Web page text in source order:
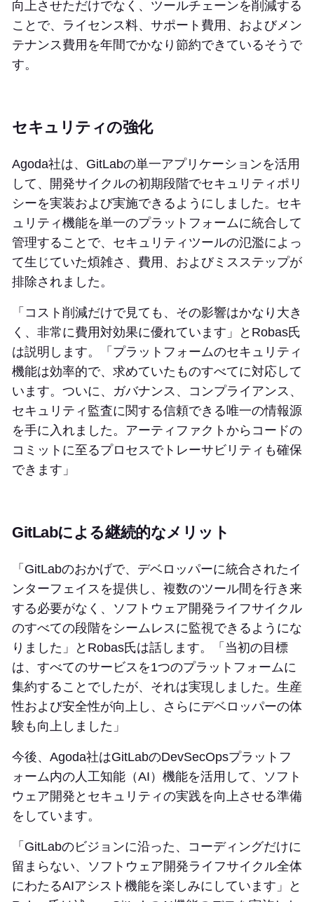
向上させただけでなく、ツールチェーンを削減する
ことで、ライセンス料、サポート費用、およびメン
テナンス費用を年間でかなり節約できているそうで
す。
セキュリティの強化
Agoda社は、GitLabの単一アプリケーションを活用
して、開発サイクルの初期段階でセキュリティポリ
シーを実装および実施できるようにしました。セキ
ュリティ機能を単一のプラットフォームに統合して
管理することで、セキュリティツールの氾濫によっ
て生じていた煩雑さ、費用、およびミスステップが
排除されました。
「コスト削減だけで見ても、その影響はかなり大き
く、非常に費用対効果に優れています」とRobas氏
は説明します。「プラットフォームのセキュリティ
機能は効率的で、求めていたものすべてに対応して
います。ついに、ガバナンス、コンプライアンス、
セキュリティ監査に関する信頼できる唯一の情報源
を手に入れました。アーティファクトからコードの
コミットに至るプロセスでトレーサビリティも確保
できます」
GitLabによる継続的なメリット
「GitLabのおかげで、デベロッパーに統合されたイ
ンターフェイスを提供し、複数のツール間を行き来
する必要がなく、ソフトウェア開発ライフサイクル
のすべての段階をシームレスに監視できるようにな
りました」とRobas氏は話します。「当初の目標
は、すべてのサービスを1つのプラットフォームに
集約することでしたが、それは実現しました。生産
性および安全性が向上し、さらにデベロッパーの体
験も向上しました」
今後、Agoda社はGitLabのDevSecOpsプラットフ
ォーム内の人工知能（AI）機能を活用して、ソフト
ウェア開発とセキュリティの実践を向上させる準備
をしています。
「GitLabのビジョンに沿った、コーディングだけに
留まらない、ソフトウェア開発ライフサイクル全体
にわたるAIアシスト機能を楽しみにしています」と